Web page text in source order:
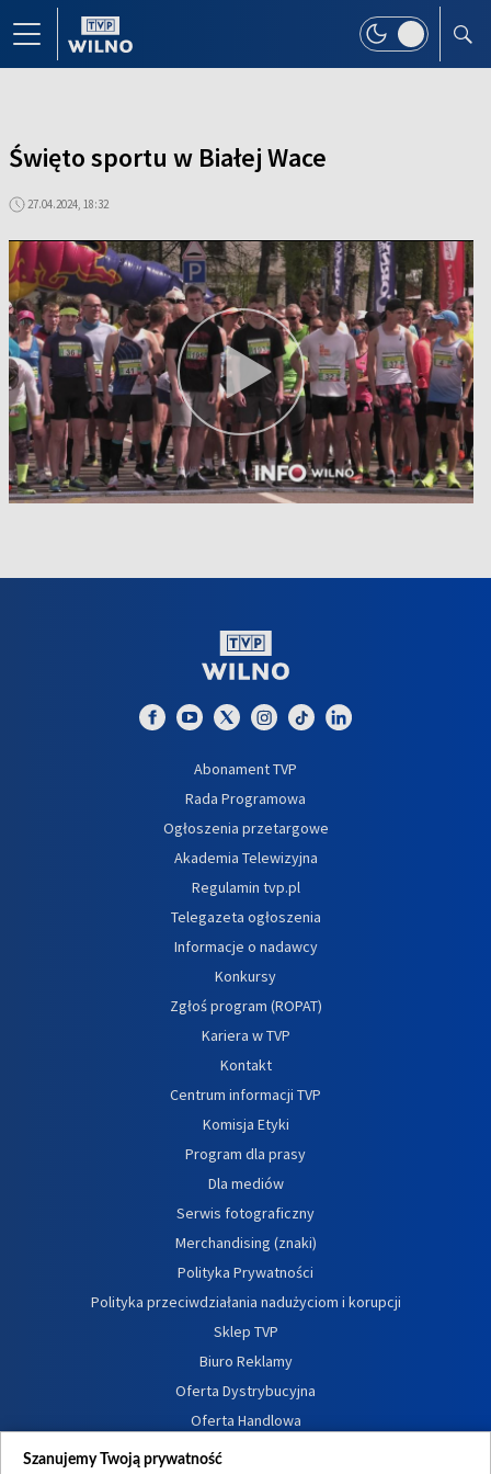
Święto sportu w Białej Wace
27.04.2024, 18:32
Abonament TVP
Rada Programowa
Ogłoszenia przetargowe
Akademia Telewizyjna
Regulamin tvp.pl
Telegazeta ogłoszenia
Informacje o nadawcy
Konkursy
Zgłoś program (ROPAT)
Kariera w TVP
Kontakt
Centrum informacji TVP
Komisja Etyki
Program dla prasy
Dla mediów
Serwis fotograficzny
Merchandising (znaki)
Polityka Prywatności
Polityka przeciwdziałania nadużyciom i korupcji
Sklep TVP
Biuro Reklamy
Oferta Dystrybucyjna
Oferta Handlowa
Dostępność
Szanujemy Twoją prywatność